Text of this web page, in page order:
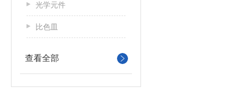
光学元件
比色皿
查看全部